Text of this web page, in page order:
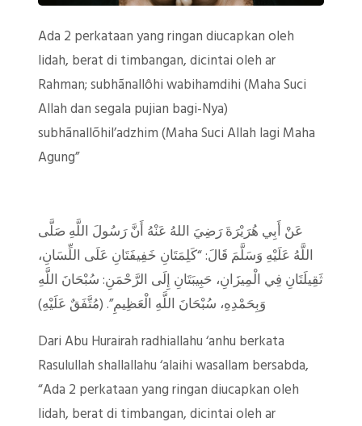
Ada 2 perkataan yang ringan diucapkan oleh
lidah, berat di timbangan, dicintai oleh ar
Rahman; subhãnallôhi wabihamdihi (Maha Suci
Allah dan segala pujian bagi-Nya)
subhãnallõhil’adzhim (Maha Suci Allah lagi Maha
Agung”
عَنْ أَبِي هُرَيْرَةَ رَضِيَ اللهُ عَنْهُ أَنَّ رَسُولَ اللَّهِ صَلَّى
اللَّهُ عَلَيْهِ وَسَلَّمَ قَالَ: “كَلِمَتَانِ خَفِيفَتَانِ عَلَى اللِّسَانِ،
ثَقِيلَتَانِ فِي الْمِيزَانِ، حَبِيبَتَانِ إِلَى الرَّحْمَنِ: سُبْحَانَ اللَّهِ
وَبِحَمْدِهِ، سُبْحَانَ اللَّهِ الْعَظِيمِ”. (مُتَّفَقٌ عَلَيْهِ)
Dari Abu Hurairah radhiallahu ‘anhu berkata
Rasulullah shallallahu ‘alaihi wasallam bersabda,
“Ada 2 perkataan yang ringan diucapkan oleh
lidah, berat di timbangan, dicintai oleh ar